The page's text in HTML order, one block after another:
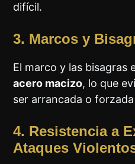
difícil.
3. Marcos y
El marco y las bisagras
acero macizo, lo que
ser arrancada o
4. Resistencia a
Ataques